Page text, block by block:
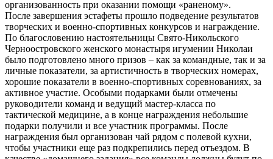
организованность при оказании помощи «раненому».
После завершения эстафеты прошло подведение результатов
творческих и военно-спортивных конкурсов и награждение.
По благословению настоятельницы Свято-Никольского
Черноостровского женского монастыря игумении Николаи
было подготовлено много призов – как за командные, так и за
личные показатели, за артистичность в творческих номерах,
хорошие показатели в военно-спортивных соревнованиях, за
активное участие. Особыми подарками были отмечены
руководители команд и ведущий мастер-класса по
тактической медицине, а в конце награждения небольшие
подарки получили и все участник программы. После
награждения был организован чай рядом с полевой кухни,
чтобы участники еще раз подкрепились перед отъездом. В